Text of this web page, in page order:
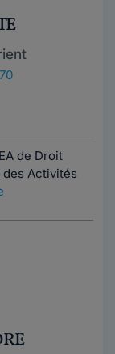
de Droit
Activités